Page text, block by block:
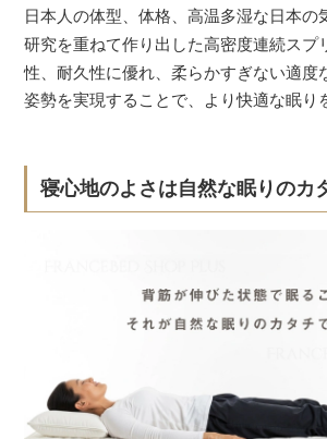
日本人の体型、体格、高温多湿な日本の
研究を重ねて作り出した高密度連続スプ
性、耐久性に優れ、柔らかすぎない適度
姿勢を実現することで、より快適な眠り
寝心地のよさは自然な眠りのカ